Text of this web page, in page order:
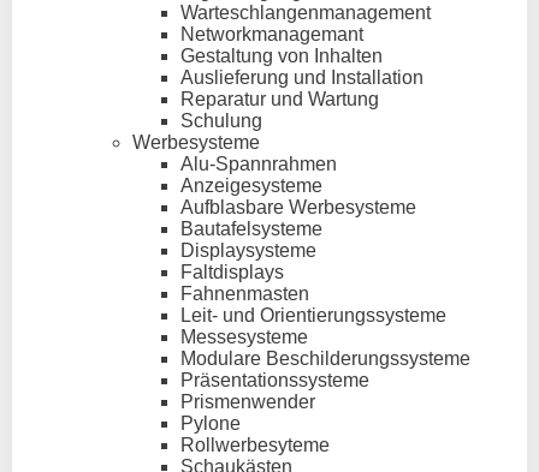
Warteschlangenmanagement
Networkmanagemant
Gestaltung von Inhalten
Auslieferung und Installation
Reparatur und Wartung
Schulung
Werbesysteme
Alu-Spannrahmen
Anzeigesysteme
Aufblasbare Werbesysteme
Bautafelsysteme
Displaysysteme
Faltdisplays
Fahnenmasten
Leit- und Orientierungssysteme
Messesysteme
Modulare Beschilderungssysteme
Präsentationssysteme
Prismenwender
Pylone
Rollwerbesyteme
Schaukästen